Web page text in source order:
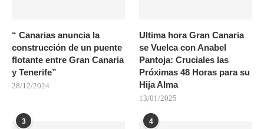
“ Canarias anuncia la
construcción de un puente
flotante entre Gran Canaria
y Tenerife”
28/12/2024
Ultima hora Gran Canaria
se Vuelca con Anabel
Pantoja: Cruciales las
Próximas 48 Horas para su
Hija Alma
13/01/2025
3 4